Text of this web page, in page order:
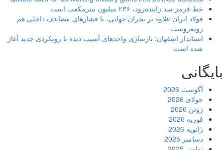
خط قرمز سد زاینده‌رود، ۲۳۶ میلیون مترمکعب است
فولاد ایران علاوه بر بحران جهانی، با فشارهای مضاعف داخلی هم
روبه‌روست
استاندار اصفهان: بازسازی واحدهای آسیب دیده با رویکردی جدید آغاز
شده است
آگوست 2026
جولای 2026
ژوئن 2026
فوریه 2026
ژانویه 2026
دسامبر 2025